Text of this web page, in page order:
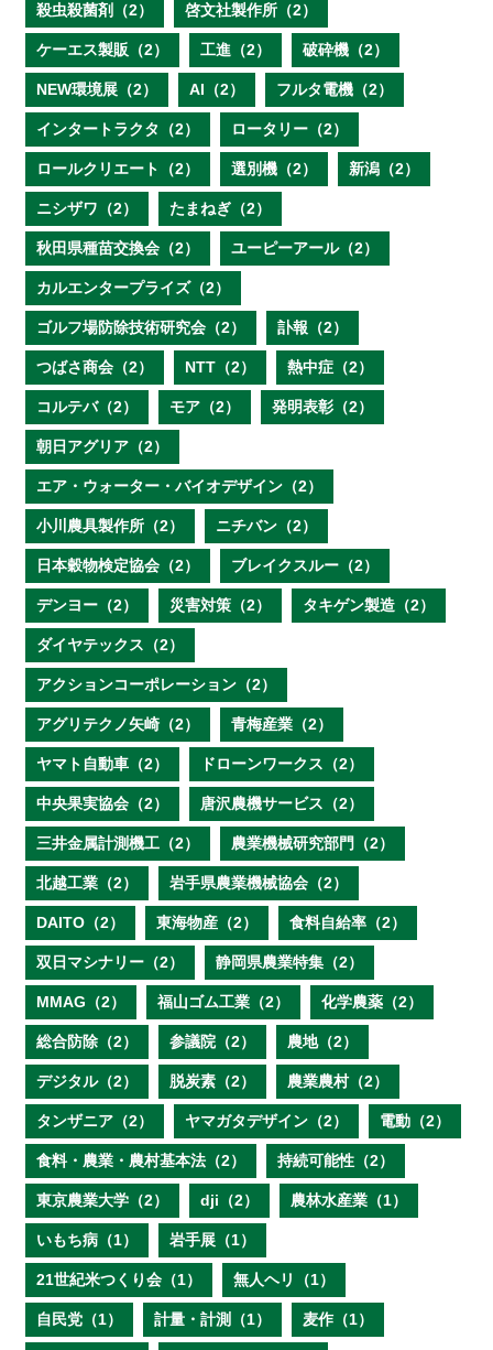
殺虫殺菌剤（2） 啓文社製作所（2）
ケーエス製販（2） 工進（2） 破砕機（2）
NEW環境展（2） AI（2） フルタ電機（2）
インタートラクタ（2） ロータリー（2）
ロールクリエート（2） 選別機（2） 新潟（2）
ニシザワ（2） たまねぎ（2）
秋田県種苗交換会（2） ユーピーアール（2）
カルエンタープライズ（2）
ゴルフ場防除技術研究会（2） 訃報（2）
つばさ商会（2） NTT（2） 熱中症（2）
コルテバ（2） モア（2） 発明表彰（2）
朝日アグリア（2）
エア・ウォーター・バイオデザイン（2）
小川農具製作所（2） ニチバン（2）
日本穀物検定協会（2） ブレイクスルー（2）
デンヨー（2） 災害対策（2） タキゲン製造（2）
ダイヤテックス（2）
アクションコーポレーション（2）
アグリテクノ矢崎（2） 青梅産業（2）
ヤマト自動車（2） ドローンワークス（2）
中央果実協会（2） 唐沢農機サービス（2）
三井金属計測機工（2） 農業機械研究部門（2）
北越工業（2） 岩手県農業機械協会（2）
DAITO（2） 東海物産（2） 食料自給率（2）
双日マシナリー（2） 静岡県農業特集（2）
MMAG（2） 福山ゴム工業（2） 化学農薬（2）
総合防除（2） 参議院（2） 農地（2）
デジタル（2） 脱炭素（2） 農業農村（2）
タンザニア（2） ヤマガタデザイン（2） 電動（2）
食料・農業・農村基本法（2） 持続可能性（2）
東京農業大学（2） dji（2） 農林水産業（1）
いもち病（1） 岩手展（1）
21世紀米つくり会（1） 無人ヘリ（1）
自民党（1） 計量・計測（1） 麦作（1）